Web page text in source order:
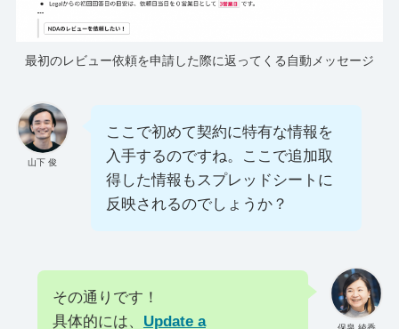
最初のレビュー依頼を申請した際に返ってくる自動メッセージ
山下 俊
ここで初めて契約に特有な情報を
入手するのですね。ここで追加取
得した情報もスプレッドシートに
反映されるのでしょうか？
その通りです！
具体的には、 Update a